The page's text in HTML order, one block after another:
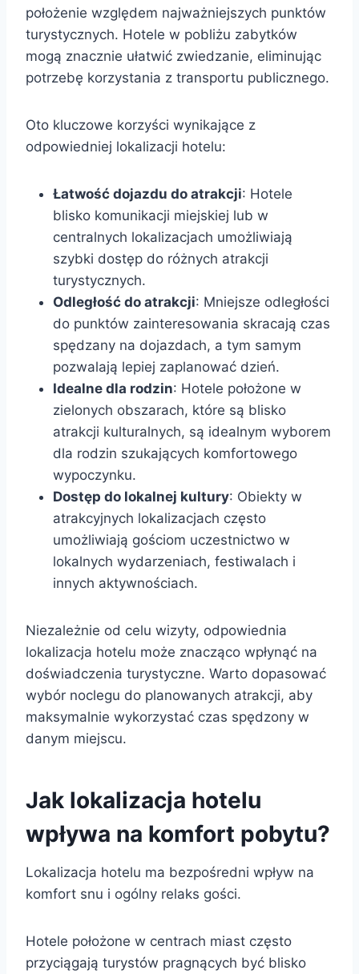
położenie względem najważniejszych punktów
turystycznych. Hotele w pobliżu zabytków
mogą znacznie ułatwić zwiedzanie, eliminując
potrzebę korzystania z transportu publicznego.
Oto kluczowe korzyści wynikające z
odpowiedniej lokalizacji hotelu:
Łatwość dojazdu do atrakcji: Hotele
blisko komunikacji miejskiej lub w
centralnych lokalizacjach umożliwiają
szybki dostęp do różnych atrakcji
turystycznych.
Odległość do atrakcji: Mniejsze odległości
do punktów zainteresowania skracają czas
spędzany na dojazdach, a tym samym
pozwalają lepiej zaplanować dzień.
Idealne dla rodzin: Hotele położone w
zielonych obszarach, które są blisko
atrakcji kulturalnych, są idealnym wyborem
dla rodzin szukających komfortowego
wypoczynku.
Dostęp do lokalnej kultury: Obiekty w
atrakcyjnych lokalizacjach często
umożliwiają gościom uczestnictwo w
lokalnych wydarzeniach, festiwalach i
innych aktywnościach.
Niezależnie od celu wizyty, odpowiednia
lokalizacja hotelu może znacząco wpłynąć na
doświadczenia turystyczne. Warto dopasować
wybór noclegu do planowanych atrakcji, aby
maksymalnie wykorzystać czas spędzony w
danym miejscu.
Jak lokalizacja hotelu
wpływa na komfort pobytu?
Lokalizacja hotelu ma bezpośredni wpływ na
komfort snu i ogólny relaks gości.
Hotele położone w centrach miast często
przyciągają turystów pragnących być blisko